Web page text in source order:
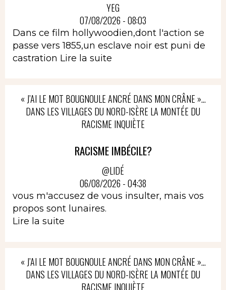
YEG
07/08/2026 - 08:03
Dans ce film hollywoodien,dont l'action se
passe vers 1855,un esclave noir est puni de
castration Lire la suite
« J’AI LE MOT BOUGNOULE ANCRÉ DANS MON CRÂNE »…
DANS LES VILLAGES DU NORD-ISÈRE LA MONTÉE DU
RACISME INQUIÈTE
RACISME IMBÉCILE?
@LIDÉ
06/08/2026 - 04:38
vous m'accusez de vous insulter, mais vos
propos sont lunaires.
Lire la suite
« J’AI LE MOT BOUGNOULE ANCRÉ DANS MON CRÂNE »…
DANS LES VILLAGES DU NORD-ISÈRE LA MONTÉE DU
RACISME INQUIÈTE